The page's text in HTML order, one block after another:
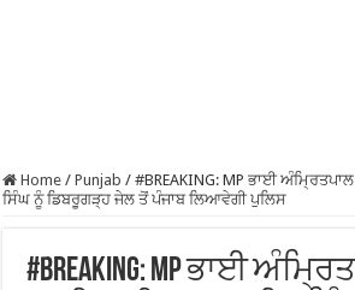
Home / Punjab / #BREAKING: MP ਭਾਈ
ਸਿੰਘ ਨੂੰ ਡਿਬਰੂਗੜ੍ਹ ਜੇਲ ਤੋਂ ਪੰਜਾਬ ਲਿਆਵੇਗੀ ਪੁਲਿਸ
#BREAKING: MP ਭਾਈ